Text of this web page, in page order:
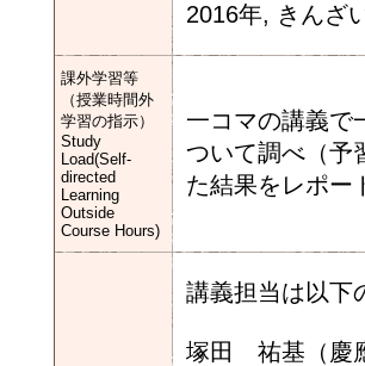
2016年, きんざ
課外学習等
（授業時間外
学習の指示）
Study
Load(Self-
directed
Learning
Outside
Course Hours)
一コマの講義で
ついて調べ（予
た結果をレポー
講義担当は以下
塚田 祐基（慶